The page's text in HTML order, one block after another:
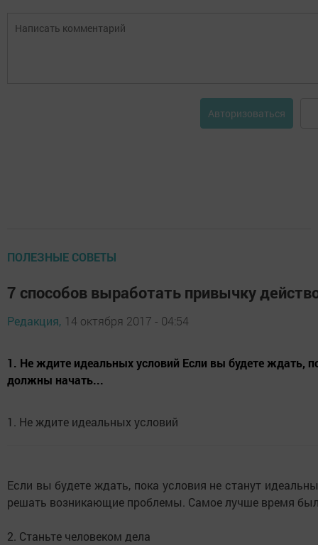
Авторизоваться
ПОЛЕЗНЫЕ СОВЕТЫ
7 способов выработать привычку
Редакция, 14 октября 2017 - 04:54
1. Не ждите идеальных условий Если вы будете ждать,
должны начать...
1. Не ждите идеальных условий
Если вы будете ждать, пока условия не станут
решать возникающие проблемы. Самое лучше время
2. Станьте человеком дела